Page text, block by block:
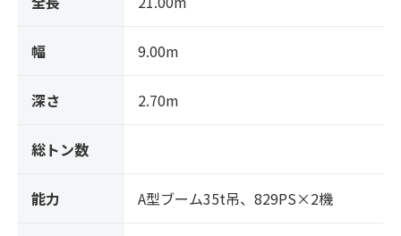
幅 9.00m
深さ 2.70m
総トン数
能力 A型ブーム35t吊、829PS×2機